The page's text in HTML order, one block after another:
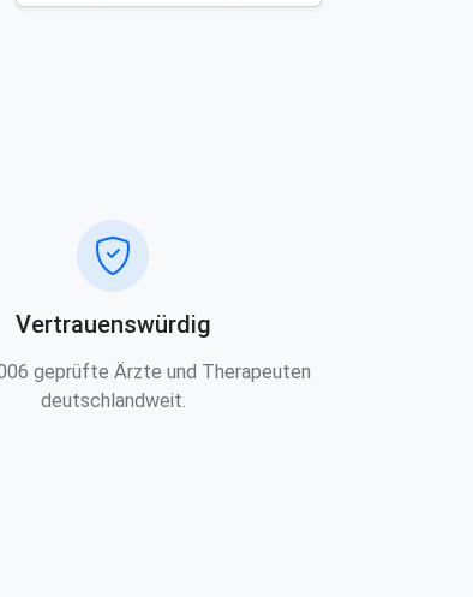
Vertrauenswürdig
geprüfte Ärzte und Therapeuten
deutschlandweit.